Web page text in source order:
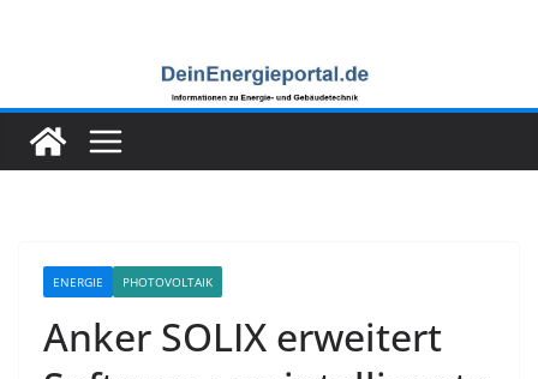
ENERGIE PHOTOVOLTAIK
Anker SOLIX erweitert